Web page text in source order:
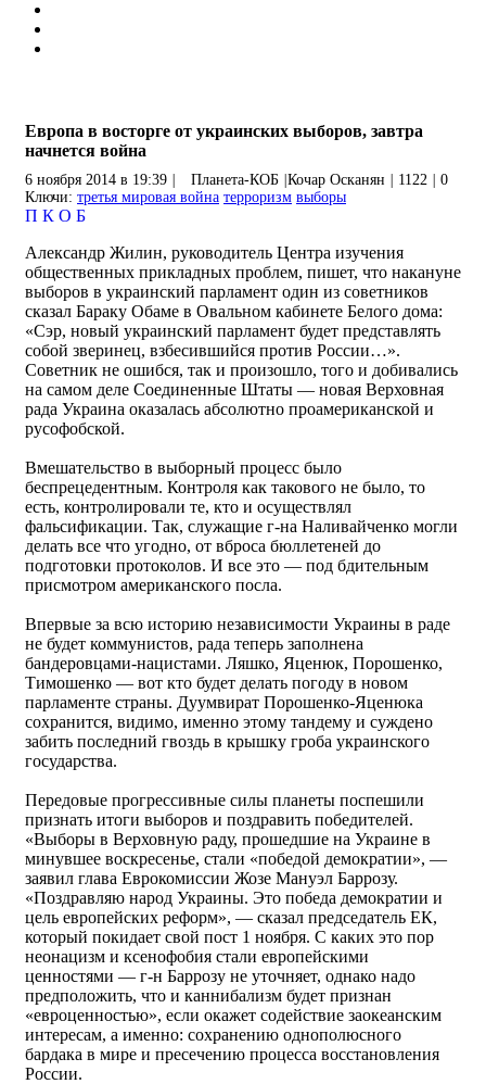
Европа в восторге от украинских выборов, завтра
начнется война
6 ноября 2014 в 19:39 Планета-КОБ Кочар Осканян 1122
0
Ключи: третья мировая война терроризм выборы
П К О Б
Александр Жилин, руководитель Центра изучения
общественных прикладных проблем, пишет, что накануне
выборов в украинский парламент один из советников
сказал Бараку Обаме в Овальном кабинете Белого дома:
«Сэр, новый украинский парламент будет представлять
собой зверинец, взбесившийся против России…».
Советник не ошибся, так и произошло, того и добивались
на самом деле Соединенные Штаты — новая Верховная
рада Украина оказалась абсолютно проамериканской и
русофобской.
Вмешательство в выборный процесс было
беспрецедентным. Контроля как такового не было, то
есть, контролировали те, кто и осуществлял
фальсификации. Так, служащие г-на Наливайченко могли
делать все что угодно, от вброса бюллетеней до
подготовки протоколов. И все это — под бдительным
присмотром американского посла.
Впервые за всю историю независимости Украины в раде
не будет коммунистов, рада теперь заполнена
бандеровцами-нацистами. Ляшко, Яценюк, Порошенко,
Тимошенко — вот кто будет делать погоду в новом
парламенте страны. Дуумвират Порошенко-Яценюка
сохранится, видимо, именно этому тандему и суждено
забить последний гвоздь в крышку гроба украинского
государства.
Передовые прогрессивные силы планеты поспешили
признать итоги выборов и поздравить победителей.
«Выборы в Верховную раду, прошедшие на Украине в
минувшее воскресенье, стали «победой демократии», —
заявил глава Еврокомиссии Жозе Мануэл Баррозу.
«Поздравляю народ Украины. Это победа демократии и
цель европейских реформ», — сказал председатель ЕК,
который покидает свой пост 1 ноября. С каких это пор
неонацизм и ксенофобия стали европейскими
ценностями — г-н Баррозу не уточняет, однако надо
предположить, что и каннибализм будет признан
«евроценностью», если окажет содействие заокеанским
интересам, а именно: сохранению однополюсного
бардака в мире и пресечению процесса восстановления
России.